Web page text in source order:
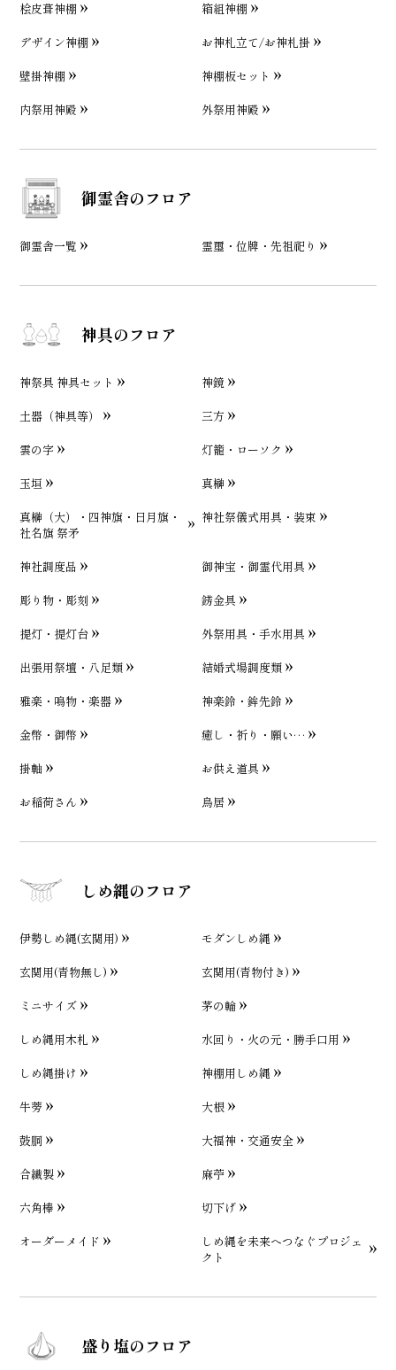
桧皮葺神棚
箱組神棚
デザイン神棚
お神札立て/お神札掛
壁掛神棚
神棚板セット
内祭用神殿
外祭用神殿
御霊舎のフロア
御霊舎一覧 霊璽・位牌・先祖祀り
神具のフロア
神祭具 神具セット
神鏡
土器（神具等）
三方
雲の字
灯籠・ローソク
玉垣
真榊
真榊（大）・四神旗・日月旗・
社名旗 祭矛
神社祭儀式用具・装束
神社調度品
御神宝・御霊代用具
彫り物・彫刻
錺金具
提灯・提灯台
外祭用具・手水用具
出張用祭壇・八足類
結婚式場調度類
雅楽・鳴物・楽器
神楽鈴・鉾先鈴
金幣・御幣
癒し・祈り・願い…
掛軸
お供え道具
お稲荷さん
鳥居
しめ縄のフロア
伊勢しめ縄(玄関用)
モダンしめ縄
玄関用(青物無し)
玄関用(青物付き)
ミニサイズ
茅の輪
しめ縄用木札
水回り・火の元・勝手口用
しめ縄掛け
神棚用しめ縄
牛蒡
大根
鼓胴
大福神・交通安全
合繊製
麻苧
六角棒
切下げ
オーダーメイド
しめ縄を未来へつなぐプロジェ
クト
盛り塩のフロア